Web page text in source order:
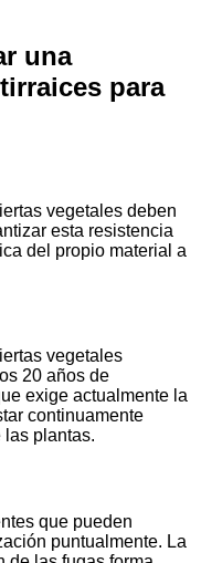
una
para
vegetales deben
esta resistencia
del propio material a
vegetales
20 años de
exige actualmente la
continuamente
las plantas.
que pueden
puntualmente. La